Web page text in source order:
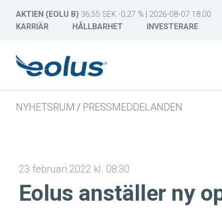
AKTIEN (EOLU B) 36,55 SEK -0,27 % | 2026-08-07 18:00
KARRIÄR
HÅLLBARHET INVESTERARE
NYHETSRUM / PRESSMEDDELANDEN
23 februari 2022 kl. 08:30
Eolus anställer ny